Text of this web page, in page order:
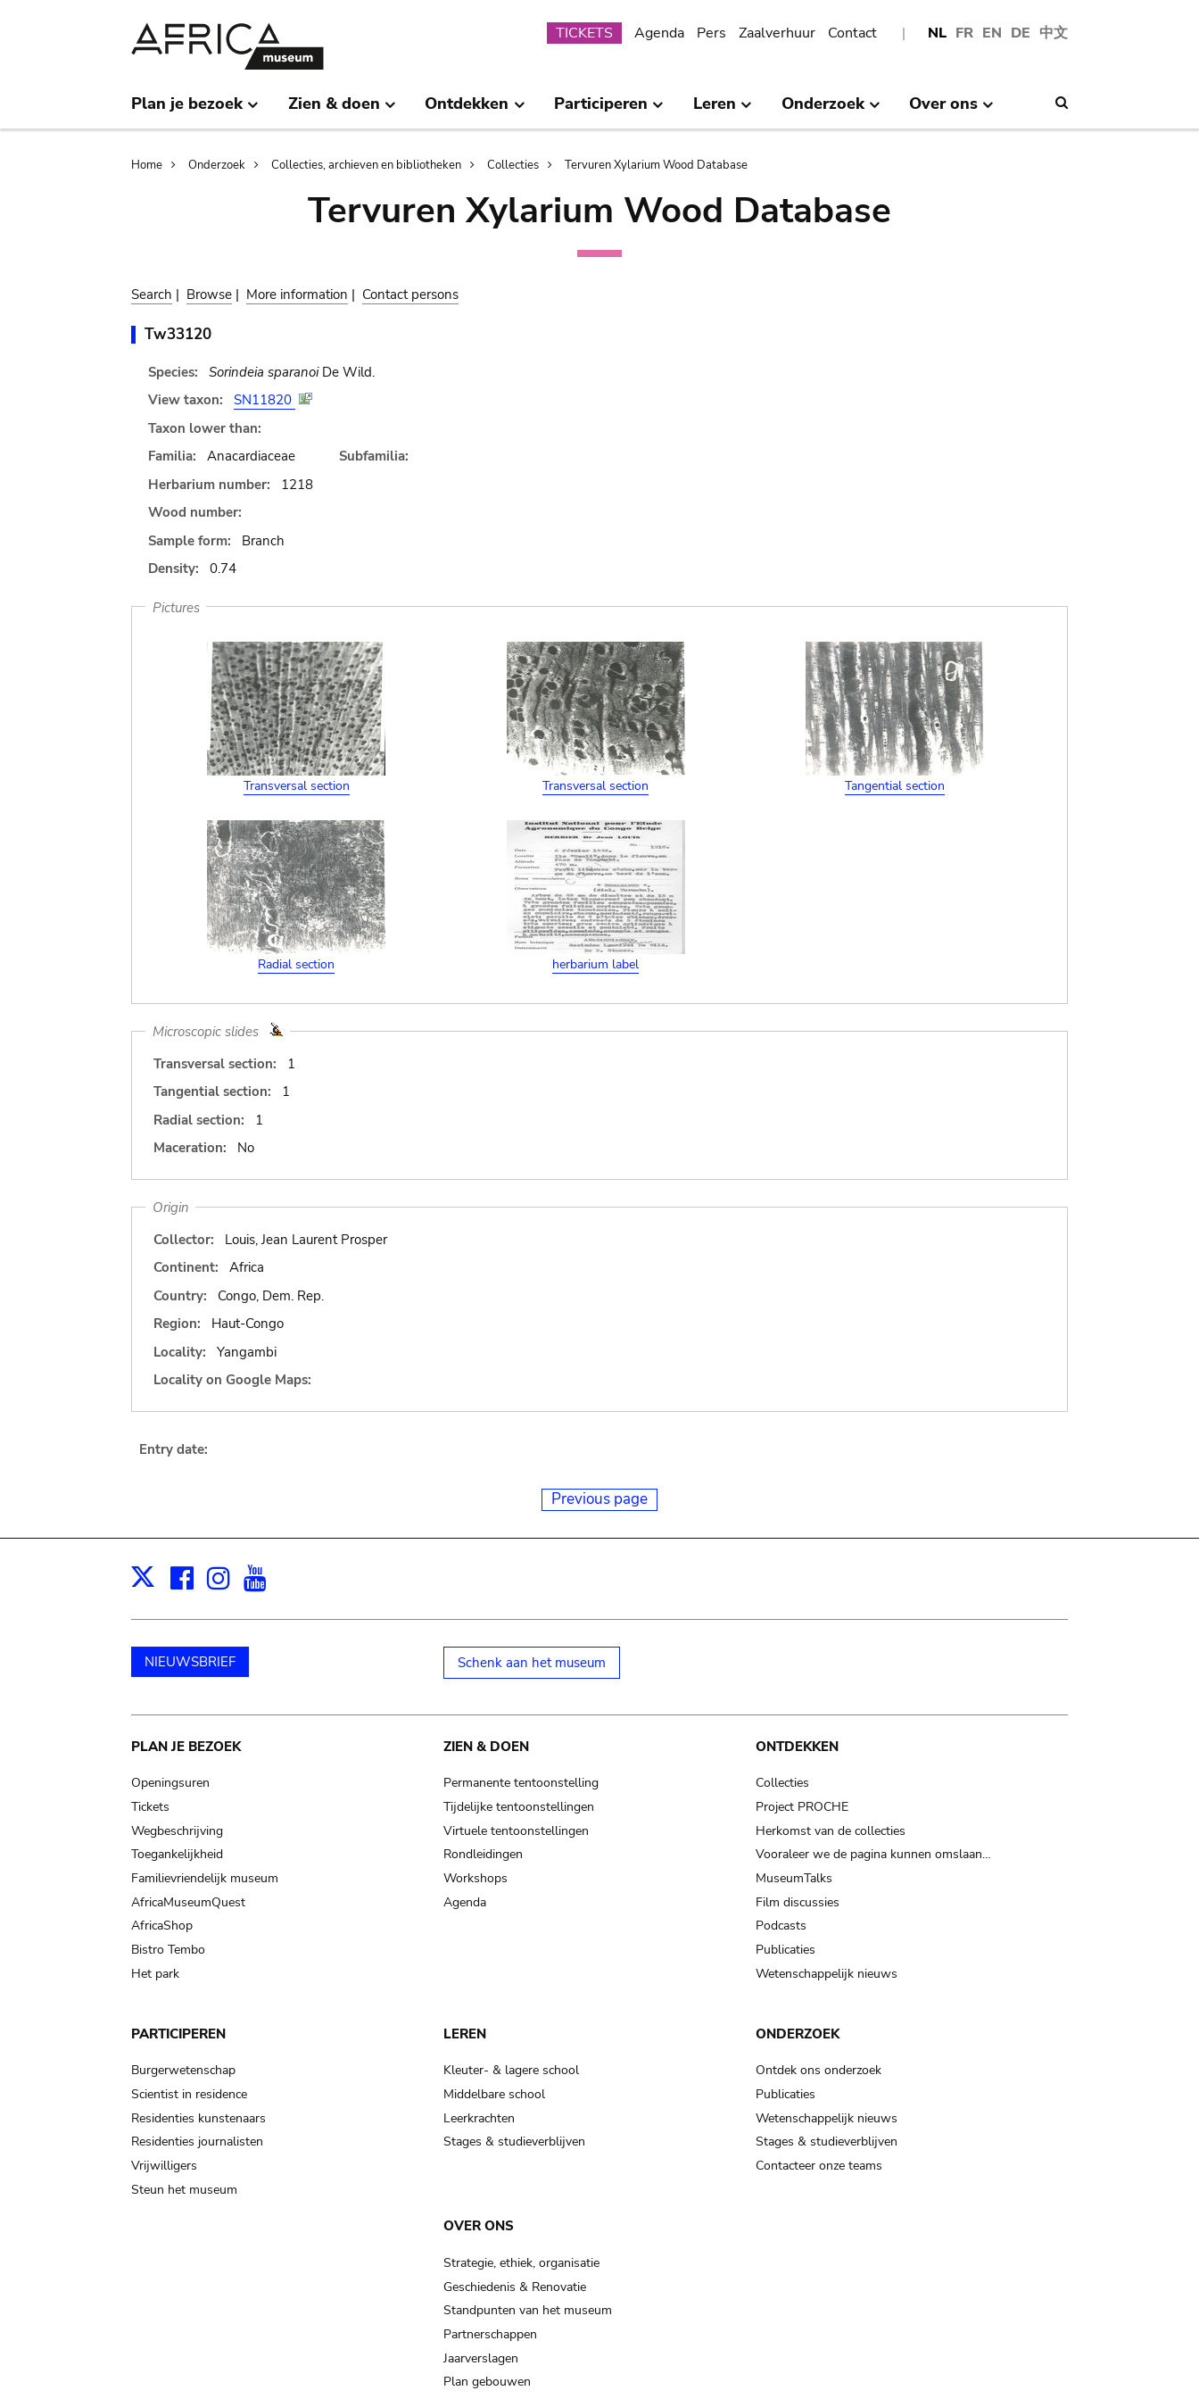
NL FR EN DE 中文
Submenu
TICKETS Agenda Pers Zaalverhuur Contact
Plan je bezoek Zien & doen Ontdekken Participeren Leren Onderzoek Over ons
Breadcrumb
Home Onderzoek Collecties, archieven en bibliotheken Collecties Tervuren Xylarium Wood Database
Tervuren Xylarium Wood Database
Search | Browse | More information | Contact persons
Tw33120
Species: Sorindeia sparanoiDe Wild.
View taxon:
SN11820
Taxon lower than:
Familia:
Anacardiaceae
Subfamilia:
Herbarium number:
1218
Wood number:
Sample form:
Branch
Density:
0.74
Pictures
Transversal section Transversal section Tangential section
Radial section herbarium label
Microscopic slides
Transversal section:
1
Tangential section:
1
Radial section:
1
Maceration:
No
Origin
Collector:
Louis, Jean Laurent Prosper
Continent:
Africa
Country:
Congo, Dem. Rep.
Region:
Haut-Congo
Locality:
Yangambi
Locality on Google Maps:
Entry date:
Previous page
X Facebook
Instagram
NIEUWSBRIEF Schenk aan het museum
Main
navigation
PLAN JE BEZOEK
Openingsuren
Tickets
Wegbeschrijving
Toegankelijkheid
Familievriendelijk museum
AfricaMuseumQuest
AfricaShop
Bistro Tembo
Het park
ZIEN & DOEN
Permanente tentoonstelling
Tijdelijke tentoonstellingen
Virtuele tentoonstellingen
Rondleidingen
Workshops
Agenda
ONTDEKKEN
Collecties
Project PROCHE
Herkomst van de collecties
Vooraleer we de pagina kunnen omslaan…
MuseumTalks
Film discussies
Podcasts
Publicaties
Wetenschappelijk nieuws
PARTICIPEREN
Burgerwetenschap
Scientist in residence
Residenties kunstenaars
Residenties journalisten
Vrijwilligers
Steun het museum
LEREN
Kleuter- & lagere school
Middelbare school
Leerkrachten
Stages & studieverblijven
ONDERZOEK
Ontdek ons onderzoek
Publicaties
Wetenschappelijk nieuws
Stages & studieverblijven
Contacteer onze teams
OVER ONS
Strategie, ethiek, organisatie
Geschiedenis & Renovatie
Standpunten van het museum
Partnerschappen
Jaarverslagen
Plan gebouwen